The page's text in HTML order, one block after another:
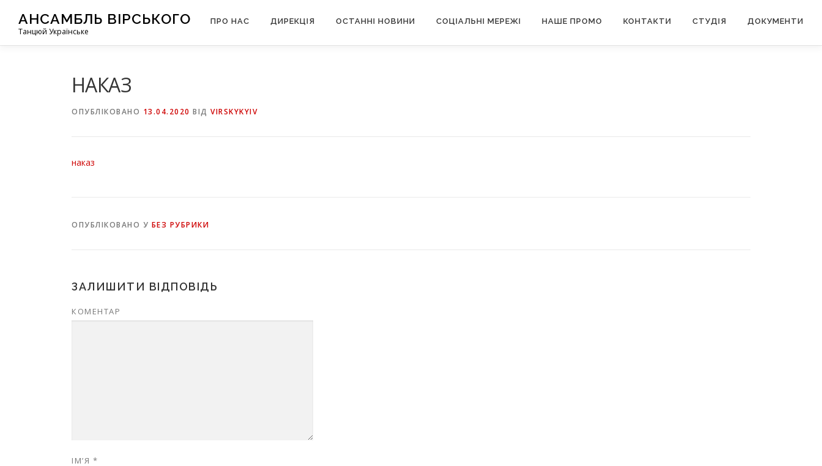
вмісту
АНСАМБЛЬ ВІРСЬКОГО
Танцюй Українське
ПРО НАС ДИРЕКЦІЯ ОСТАННІ НОВИНИ СОЦІАЛЬНІ МЕРЕЖІ НАШЕ ПРОМО КОНТАКТИ СТУДІЯ ДОКУМЕНТИ
НАКАЗ
ОПУБЛІКОВАНО 13.04.2020 ВІД VIRSKYKYIV
наказ
ОПУБЛІКОВАНО У БЕЗ РУБРИКИ
ЗАЛИШИТИ ВІДПОВІДЬ
КОМЕНТАР
ІМ’Я *